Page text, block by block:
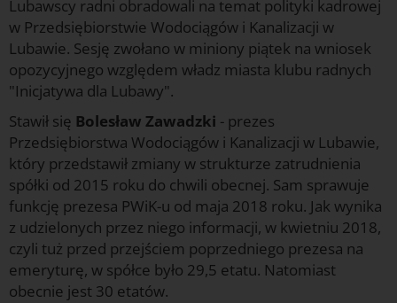
Lubawscy radni obradowali na temat polityki kadrowej
w Przedsiębiorstwie Wodociągów i Kanalizacji w
Lubawie. Sesję zwołano w miniony piątek na wniosek
opozycyjnego względem władz miasta klubu radnych
"Inicjatywa dla Lubawy".
Stawił się Bolesław Zawadzki - prezes
Przedsiębiorstwa Wodociągów i Kanalizacji w Lubawie,
który przedstawił zmiany w strukturze zatrudnienia
spółki od 2015 roku do chwili obecnej. Sam sprawuje
funkcję prezesa PWiK-u od maja 2018 roku. Jak wynika
z udzielonych przez niego informacji, w kwietniu 2018,
czyli tuż przed przejściem poprzedniego prezesa na
emeryturę, w spółce było 29,5 etatu. Natomiast
obecnie jest 30 etatów.